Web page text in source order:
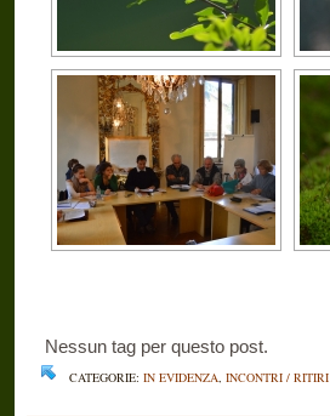
Nessun tag per questo post.
CATEGORIE: IN EVIDENZA, INCONTRI / RITIRI